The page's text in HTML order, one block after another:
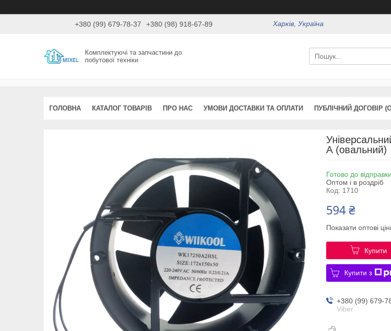
+380 (99) 679-78-37 +380 (98) 918-67-89 Харків, Україна
Комплектуючі та запчастини до
побутової техніки
ГОЛОВНА КАТАЛОГ ТОВАРІВ ПРО НАС УМОВИ ДОСТАВКИ ТА ОПЛАТИ ПУБЛІЧНИЙ ДОГОВІР
А (овальний)
Готово до відправки
Оптом і в роздріб
Код: 1710
594 ₴
Показати оптові
Купити
Купити з
+380 (99) 679-
Viber